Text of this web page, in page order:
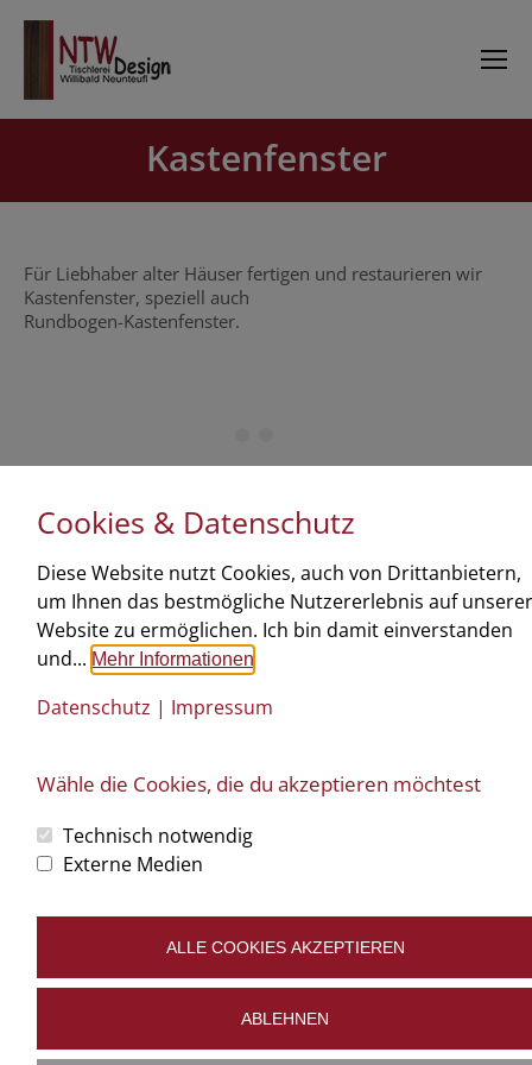
Sie befinden sich hier:
Kastenfenster
Für Liebhaber alter Häuser fertigen und restaurieren wir
Kastenfenster, speziell auch
Rundbogen-Kastenfenster.
art.waldsoft
Büro: Oberstrahlbach 116 | 3910 Zwettl | T: 02822 520 18 | tischlerei@ntw-
design.at
Impressum Datenschutz Cookies bearbeiten
Cookies & Datenschutz
Diese Website nutzt Cookies, auch von Drittanbietern,
um Ihnen das bestmögliche Nutzererlebnis auf unserer
Website zu ermöglichen. Ich bin damit einverstanden
und... Mehr Informationen
Datenschutz | Impressum
Wähle die Cookies, die du akzeptieren möchtest
Technisch notwendig
Externe Medien
ALLE COOKIES AKZEPTIEREN
ABLEHNEN